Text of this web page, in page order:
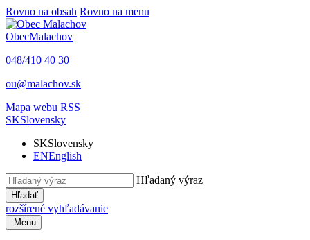
Rovno na obsah Rovno na menu
ObecMalachov
048/410 40 30
ou@malachov.sk
Mapa webu RSS
SKSlovensky
SKSlovensky
ENEnglish
Hľadaný výraz
Hľadať
rozšírené vyhľadávanie
Menu